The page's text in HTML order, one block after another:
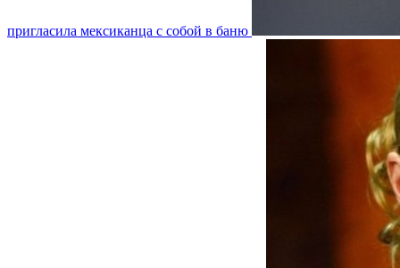
пригласила мексиканца с собой в баню